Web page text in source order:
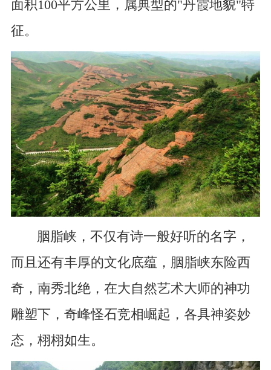
面积100平方公里，属典型的"丹霞地貌"特
征。
胭脂峡，不仅有诗一般好听的名字，
而且还有丰厚的文化底蕴，胭脂峡东险西
奇，南秀北绝，在大自然艺术大师的神功
雕塑下，奇峰怪石竞相崛起，各具神姿妙
态，栩栩如生。